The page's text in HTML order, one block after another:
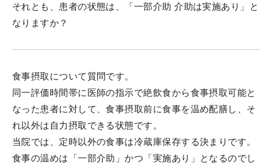
それとも、患者の状態は、「一部介助 介助は実施あり」と
なりますか？
食事摂取について質問です。
同一評価時間帯に医師の指示で絶飲食から食事摂取可能と
なった患者に対して、食事摂取前に食事を温め配膳し、そ
れ以外は自力摂取できる状態です。
当院では、定時以外の食事は冷蔵庫保存する決まりです。
食事の温めは「一部介助」かつ「実施あり」となるのでし